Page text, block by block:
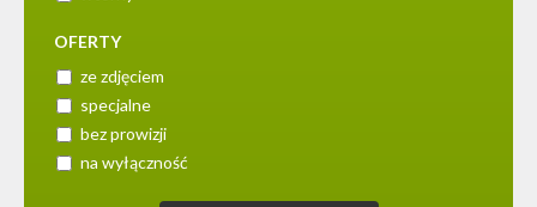
OFERTY
ze zdjęciem
specjalne
bez prowizji
na wyłączność